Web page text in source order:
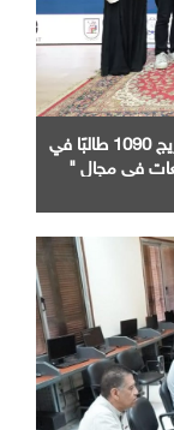
بحضور هندي وقنصوة بالتعاون مع "دل ": تخريج 1090 طالبًا في
في مجال "